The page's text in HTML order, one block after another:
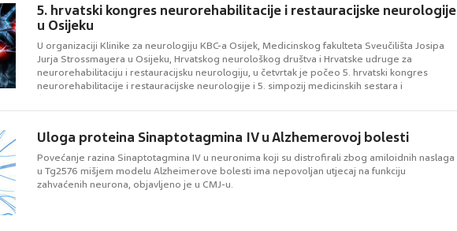
5. hrvatski kongres neurorehabilitacije i restauracijske neurologije
u Osijeku
U organizaciji Klinike za neurologiju KBC-a Osijek, Medicinskog fakulteta Sveučilišta Josipa
Jurja Strossmayera u Osijeku, Hrvatskog neurološkog društva i Hrvatske udruge za
neurorehabilitaciju i restauracijsku neurologiju, u četvrtak je počeo 5. hrvatski kongres
neurorehabilitacije i restauracijske neurologije i 5. simpozij medicinskih sestara i
Uloga proteina Sinaptotagmina IV u Alzhemerovoj bolesti
Povećanje razina Sinaptotagmina IV u neuronima koji su distrofirali zbog amiloidnih naslaga
u Tg2576 mišjem modelu Alzheimerove bolesti ima nepovoljan utjecaj na funkciju
zahvaćenih neurona, objavljeno je u CMJ-u.